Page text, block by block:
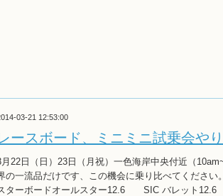
03-21 12:53:00
ースボード、ミニミニ試乗会やり
月22日（日）23日（月祝）一色海岸中央付近（
の一流品だけです、この機会に乗り比べてください。
ターボードオールスター12.6 SIC バレット